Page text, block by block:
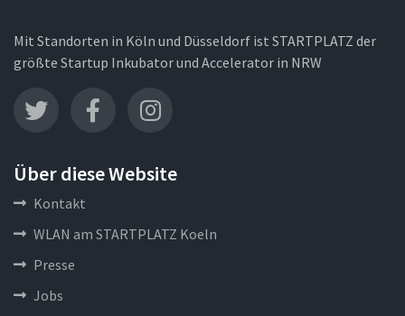
Mit Standorten in Köln und Düsseldorf ist STARTPLATZ der
größte Startup Inkubator und Accelerator in NRW
Über diese Website
Kontakt
WLAN am STARTPLATZ Koeln
Presse
Jobs